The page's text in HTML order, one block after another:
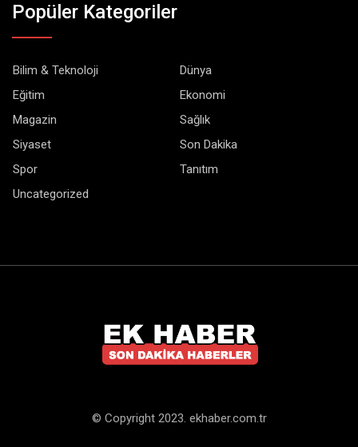
Popüler Kategoriler
Bilim & Teknoloji
Dünya
Eğitim
Ekonomi
Magazin
Sağlık
Siyaset
Son Dakika
Spor
Tanıtım
Uncategorized
© Copyright 2023. ekhaber.com.tr